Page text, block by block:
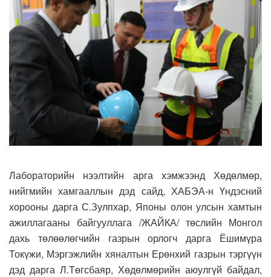
Лабораторийн нээлтийн арга хэмжээнд Хөдөлмөр,
нийгмийн хамгааллын дэд сайд, ХАБЭА-н Үндэсний
хорооны дарга С.Зулпхар, Японы олон улсын хамтын
ажиллагааны байгууллага /ЖАЙКА/ төслийн Монгол
дахь төлөөлөгчийн газрын орлогч дарга Ёшимүра
Токүжи, Мэргэжлийн хяналтын Ерөнхий газрын тэргүүн
дэд дарга Л.Төгсбаяр, Хөдөлмөрийн аюулгүй байдал,